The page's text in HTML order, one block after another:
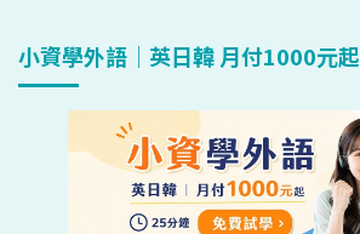
小資學外語｜英日韓 月付1000元起